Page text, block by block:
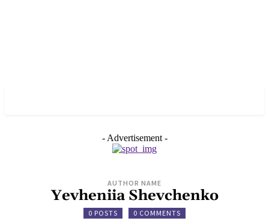
- Advertisement -
AUTHOR NAME
Yevheniia Shevchenko
0 POSTS 0 COMMENTS